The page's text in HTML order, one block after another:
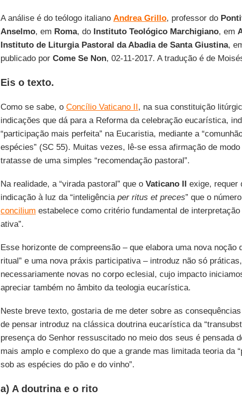
A análise é do teólogo italiano Andrea Grillo, professor do
Anselmo, em Roma, do Instituto Teológico Marchigiano, em
Instituto de Liturgia Pastoral da Abadia de Santa Giustina,
publicado por Come Se Non, 02-11-2017. A tradução é de
Eis o texto.
Como se sabe, o Concílio Vaticano II, na sua constituição
indicações que dá para a Reforma da celebração eucarística,
“participação mais perfeita” na Eucaristia, mediante a
espécies” (SC 55). Muitas vezes, lê-se essa afirmação de
tratasse de uma simples “recomendação pastoral”.
Na realidade, a “virada pastoral” que o Vaticano II exige, requer
indicação à luz da “inteligência per ritus et preces” que o
concilium estabelece como critério fundamental de interpretação
ativa”.
Esse horizonte de compreensão – que elabora uma nova noção
ritual” e uma nova práxis participativa – introduz não só
necessariamente novas no corpo eclesial, cujo impacto
apreciar também no âmbito da teologia eucarística.
Neste breve texto, gostaria de me deter sobre as
de pensar introduz na clássica doutrina eucarística da
presença do Senhor ressuscitado no meio dos seus é pensada
mais amplo e complexo do que a grande mas limitada teoria da
sob as espécies do pão e do vinho”.
a) A doutrina e o rito